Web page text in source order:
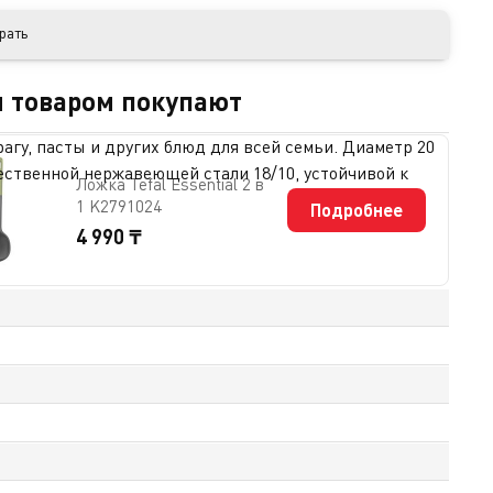
товаром покупают
Ложка Tefal Essential 2 в
1 K2791024
4 990 ₸
Подробнее
пасты и других блюд для всей семьи. Диаметр 20
нержавеющей стали 18/10, устойчивой к
процесс приготовления, сохраняя тепло и влагу
слив жидкости без брызг.
Прочные ручки из нержавеющей стали
максимально удобным. На сайте